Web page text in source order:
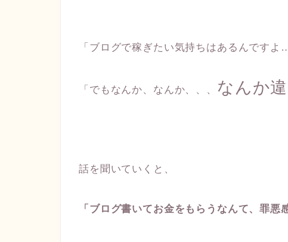
「ブログで稼ぎたい気持ちはあるんですよ
「でもなんか、なんか、、、 なんか
話を聞いていくと、
「ブログ書いてお金をもらうなんて、罪悪